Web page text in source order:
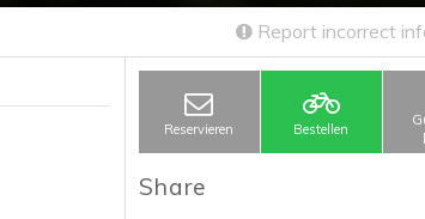
Report incorrect
Reservieren Bestellen
Share